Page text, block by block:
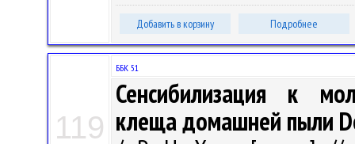
Добавить в корзину Подробнее
119
ББК 51
Сенсибилизация к
клеща домашней пыли